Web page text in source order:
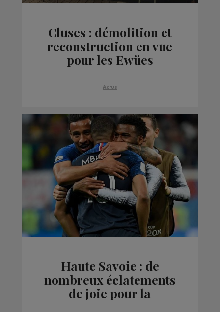
Cluses : démolition et
reconstruction en vue
pour les Ewües
Actus
Haute Savoie : de
nombreux éclatements
de joie pour la